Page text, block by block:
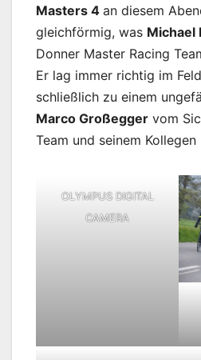
Masters 4 an diesem
gleichförmig, was Michael
Donner Master Racing
Er lag immer richtig im
schließlich zu einem
Marco Großegger vom
Team und seinem Kollegen
OLYMPUS DIGITAL
CAMERA